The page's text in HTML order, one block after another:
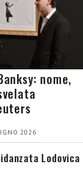
nome,
2026
Lodovica